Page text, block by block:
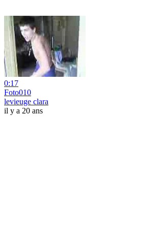
0:17
Foto010
levieuge clara
il y a 20 ans